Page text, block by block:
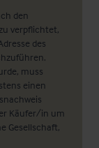
den
verpflichtet,
des
muss
einen
Käufer/in um
Gesellschaft,